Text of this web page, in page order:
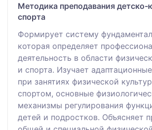
Методика преподавания
спорта
Формирует систему
которая определяет
деятельность в области
и спорта. Изучает
при занятиях физической
спортом, основные
механизмы регулирования
детей и подростков. Объясняет